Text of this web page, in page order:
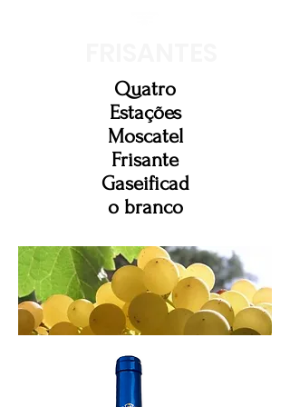
Quatro
Estações
Moscatel
Frisante
Gaseificad
o branco